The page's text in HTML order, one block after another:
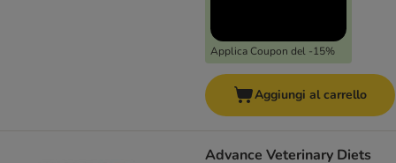
Applica Coupon del -15%
Aggiungi al carrello
Advance Veterinary Diets